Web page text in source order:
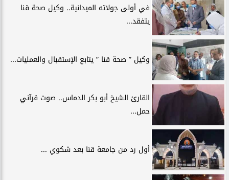
في أولى جولاته الميدانية.. وكيل صحة قنا
يتفقد...
وكيل ” صحة قنا ” يتابع الإستقبال والعمليات...
القارئ الشيخ أبو بكر الدماس.. صوت قرآني
حمل...
أول رد من جامعة قنا بعد شكوي ...